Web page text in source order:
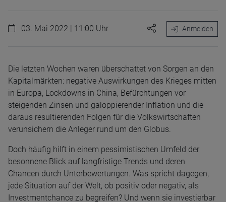
03. Mai 2022 | 11:00 Uhr Anmelden
Die letzten Wochen waren überschattet von Sorgen an den
Kapitalmärkten: negative Auswirkungen des Krieges mitten
in Europa, Lockdowns in China, Befürchtungen vor
steigenden Zinsen und galoppierender Inflation und die
daraus resultierenden Folgen für die Volkswirtschaften
verunsichern die Anleger rund um den Globus.
Doch häufig hilft in einem pessimistischen Umfeld der
besonnene Blick auf langfristige Trends und deren
Chancen durch Unterbewertungen. Was spricht dagegen,
jede Situation auf der Welt, ob positiv oder negativ, als
Investmentchance zu begreifen? Und wenn sie investierbar